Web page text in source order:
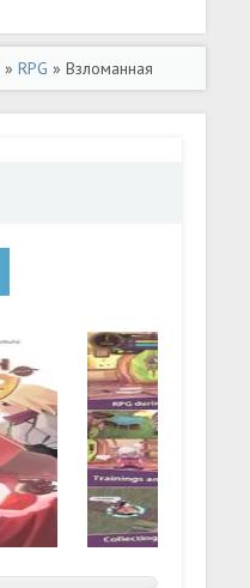
»RPG » Взломанная
на Андроид